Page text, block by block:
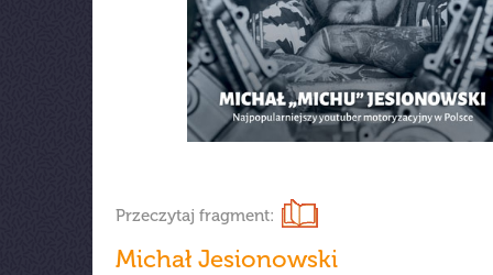
Przeczytaj fragment:
Michał Jesionowski